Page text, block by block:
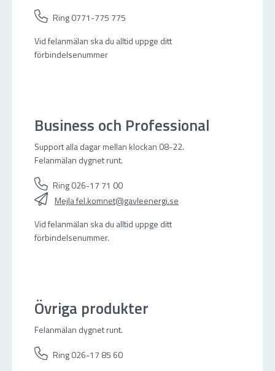
Ring 0771-775 775
Vid felanmälan ska du alltid uppge ditt
förbindelsenummer
Business och Professional
Support alla dagar mellan klockan 08-22.
Felanmälan dygnet runt.
Ring 026-17 71 00
Mejla fel.komnet@gavleenergi.se
Vid felanmälan ska du alltid uppge ditt
förbindelsenummer.
Övriga produkter
Felanmälan dygnet runt.
Ring 026-17 85 60